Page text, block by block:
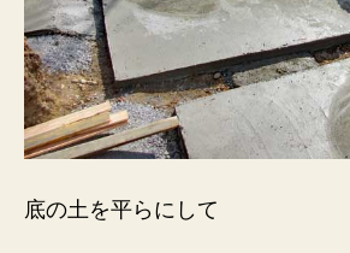
底の土を平らにして